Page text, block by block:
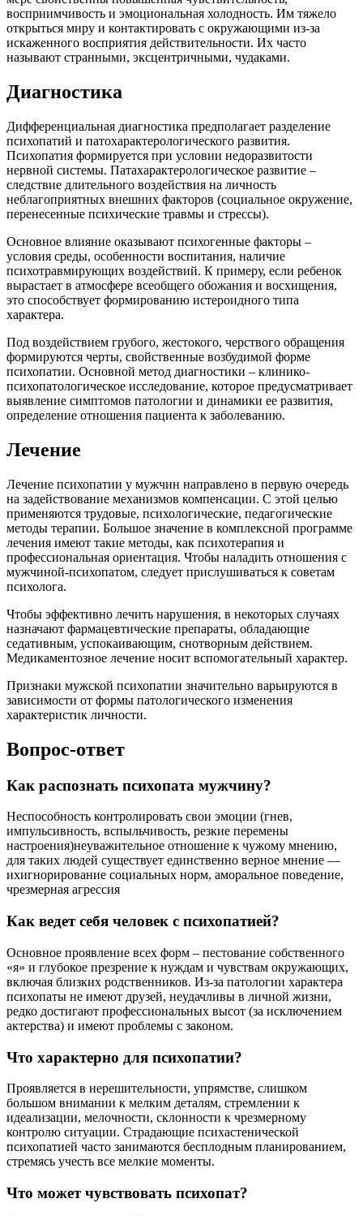
восприимчивость и эмоциональная холодность. Им тяжело
открыться миру и контактировать с окружающими из-за
искаженного восприятия действительности. Их часто
называют странными, эксцентричными, чудаками.
Диагностика
Дифференциальная диагностика предполагает разделение
психопатий и патохарактерологического развития.
Психопатия формируется при условии недоразвитости
нервной системы. Патахарактерологическое развитие –
следствие длительного воздействия на личность
неблагоприятных внешних факторов (социальное окружение,
перенесенные психические травмы и стрессы).
Основное влияние оказывают психогенные факторы –
условия среды, особенности воспитания, наличие
психотравмирующих воздействий. К примеру, если ребенок
вырастает в атмосфере всеобщего обожания и восхищения,
это способствует формированию истероидного типа
характера.
Под воздействием грубого, жестокого, черствого обращения
формируются черты, свойственные возбудимой форме
психопатии. Основной метод диагностики – клинико-
психопатологическое исследование, которое предусматривает
выявление симптомов патологии и динамики ее развития,
определение отношения пациента к заболеванию.
Лечение
Лечение психопатии у мужчин направлено в первую очередь
на задействование механизмов компенсации. С этой целью
применяются трудовые, психологические, педагогические
методы терапии. Большое значение в комплексной программе
лечения имеют такие методы, как психотерапия и
профессиональная ориентация. Чтобы наладить отношения с
мужчиной-психопатом, следует прислушиваться к советам
психолога.
Чтобы эффективно лечить нарушения, в некоторых случаях
назначают фармацевтические препараты, обладающие
седативным, успокаивающим, снотворным действием.
Медикаментозное лечение носит вспомогательный характер.
Признаки мужской психопатии значительно варьируются в
зависимости от формы патологического изменения
характеристик личности.
Вопрос-ответ
Как распознать психопата мужчину?
Неспособность контролировать свои эмоции (гнев,
импульсивность, вспыльчивость, резкие перемены
настроения)неуважительное отношение к чужому мнению,
для таких людей существует единственно верное мнение —
ихигнорирование социальных норм, аморальное поведение,
чрезмерная агрессия
Как ведет себя человек с психопатией?
Основное проявление всех форм – пестование собственного
«я» и глубокое презрение к нуждам и чувствам окружающих,
включая близких родственников. Из-за патологии характера
психопаты не имеют друзей, неудачливы в личной жизни,
редко достигают профессиональных высот (за исключением
актерства) и имеют проблемы с законом.
Что характерно для психопатии?
Проявляется в нерешительности, упрямстве, слишком
большом внимании к мелким деталям, стремлении к
идеализации, мелочности, склонности к чрезмерному
контролю ситуации. Страдающие психастенической
психопатией часто занимаются бесплодным планированием,
стремясь учесть все мелкие моменты.
Что может чувствовать психопат?